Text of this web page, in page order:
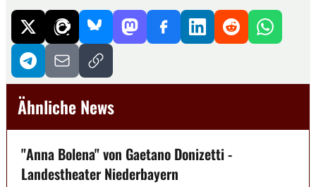
Ähnliche News
"Anna Bolena" von Gaetano Donizetti -
Landestheater Niederbayern